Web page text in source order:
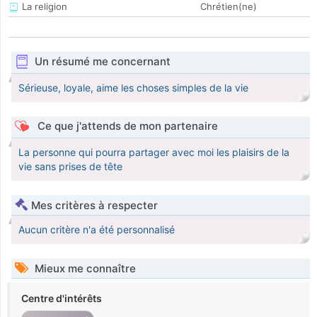
La religion
Chrétien(ne)
Un résumé me concernant
Sérieuse, loyale, aime les choses simples de la vie
Ce que j'attends de mon partenaire
La personne qui pourra partager avec moi les plaisirs de la
vie sans prises de tête
Mes critères à respecter
Aucun critère n'a été personnalisé
Mieux me connaître
Centre d'intérêts